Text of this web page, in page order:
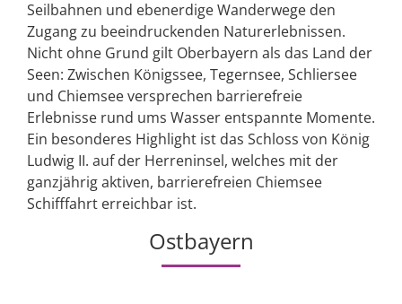
Seilbahnen und ebenerdige Wanderwege den
Zugang zu beeindruckenden Naturerlebnissen.
Nicht ohne Grund gilt Oberbayern als das Land der
Seen: Zwischen Königssee, Tegernsee, Schliersee
und Chiemsee versprechen barrierefreie
Erlebnisse rund ums Wasser entspannte Momente.
Ein besonderes Highlight ist das Schloss von König
Ludwig II. auf der Herreninsel, welches mit der
ganzjährig aktiven, barrierefreien Chiemsee
Schifffahrt erreichbar ist.
Ostbayern